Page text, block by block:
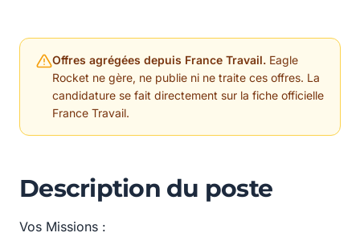
Offres agrégées depuis France Travail. Eagle
Rocket ne gère, ne publie ni ne traite ces offres. La
candidature se fait directement sur la fiche officielle
France Travail.
Description du poste
Vos Missions :